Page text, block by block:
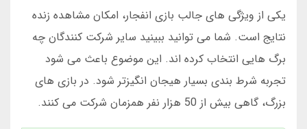
یکی از ویژگی های جالب بازی انفجار، امکان مشاهده زنده
نتایج است. شما می توانید ببینید سایر شرکت کنندگان چه
برگ هایی انتخاب کرده اند. این موضوع باعث می شود
تجربه شرط بندی بسیار هیجان انگیزتر شود. در بازی های
بزرگ، گاهی بیش از 50 هزار نفر همزمان شرکت می کنند.